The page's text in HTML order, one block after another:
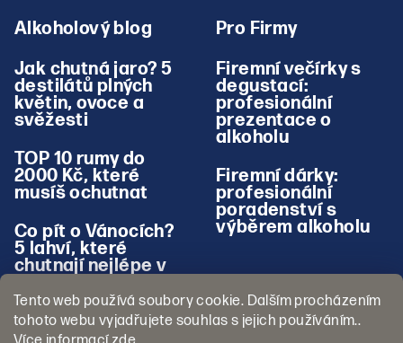
Tento web používá soubory cookie. Dalším procházením
tohoto webu vyjadřujete souhlas s jejich používáním..
Alkoholový blog
Jak chutná jaro? 5
destilátů plných
květin, ovoce a
svěžesti
TOP 10 rumy do
2000 Kč, které
musíš ochutnat
Co pít o Vánocích?
5 lahví, které
chutnají nejlépe v
Pro Firmy
Firemní večírky s
degustací:
profesionální
prezentace o
alkoholu
Firemní dárky:
profesionální
poradenství s
výběrem alkoholu